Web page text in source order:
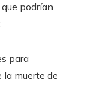
podrían
para
la muerte de